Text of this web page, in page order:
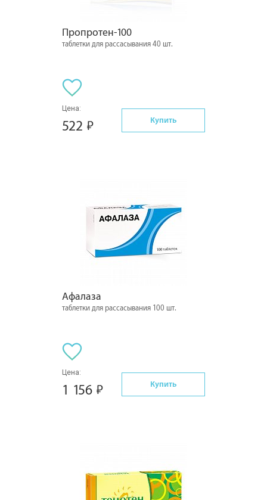
Пропротен-100
таблетки для рассасывания 40 шт.
Цена:
522 Купить
Афалаза
таблетки для рассасывания 100 шт.
Цена:
1 156 Купить